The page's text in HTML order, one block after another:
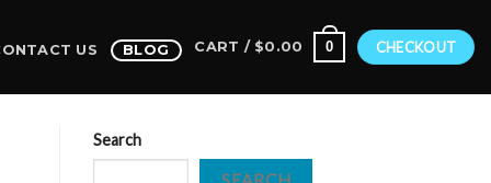
US BLOG CART / $0.00 0 CHECKOUT
Search